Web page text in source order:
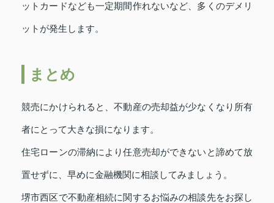
ットカードなども一定期間作れないなど、多くのデメリ
ットが発生します。
まとめ
競売にかけられると、不動産の売却益が少なくなり所有
者にとって大きな損になります。
住宅ローンの滞納により任意売却ができないと諦めて放
置せずに、早めに金融機関に相談してみましょう。
堺市西区で不動産相続に関するお悩みの相談先をお探し